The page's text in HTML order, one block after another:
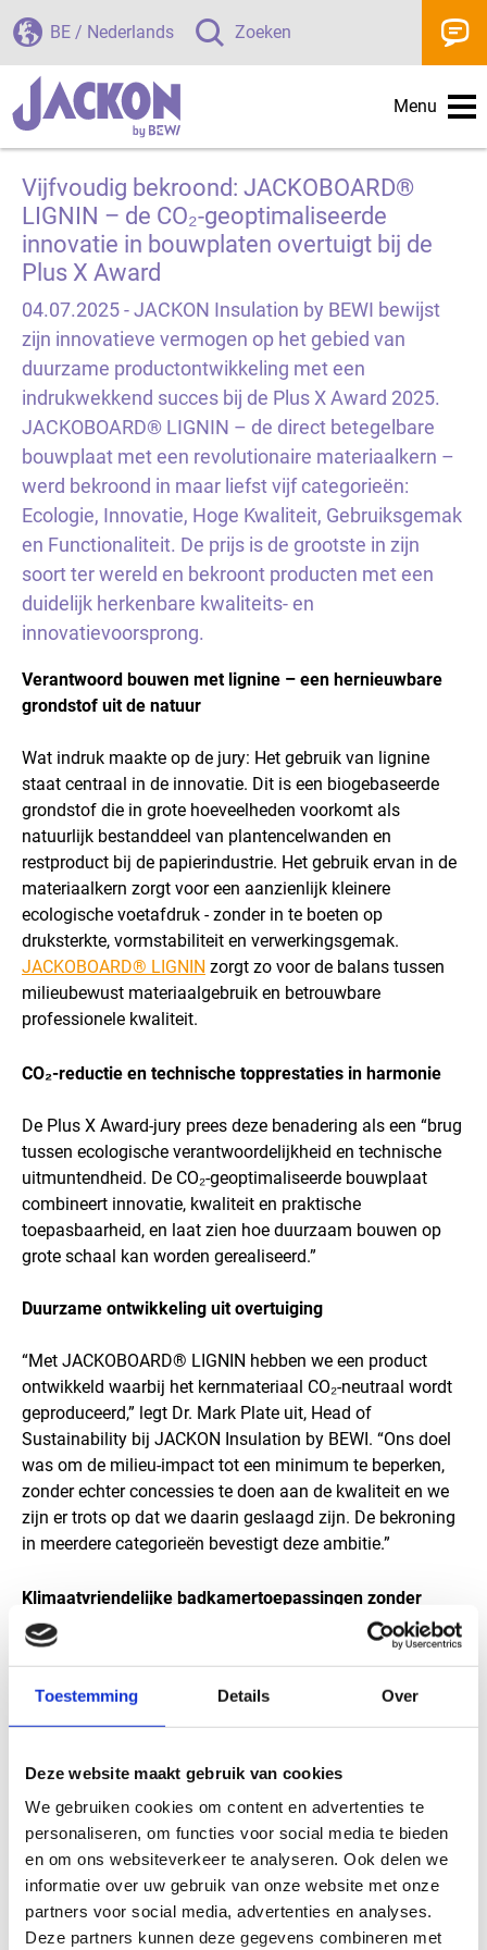
Toestemming Details Over
Deze website maakt gebruik van cookies
We gebruiken cookies om content en advertenties te
personaliseren, om functies voor social media te bieden
en om ons websiteverkeer te analyseren. Ook delen we
informatie over uw gebruik van onze website met onze
partners voor social media, advertenties en analyses.
Deze partners kunnen deze gegevens combineren met
Menu
BE / Nederlands Zoeken
Vijfvoudig bekroond: JACKOBOARD®
LIGNIN – de CO₂-geoptimaliseerde
innovatie in bouwplaten overtuigt bij de
Plus X Award
04.07.2025 -JACKON Insulation by BEWI bewijst
zijn innovatieve vermogen op het gebied van
duurzame productontwikkeling met een
indrukwekkend succes bij de Plus X Award 2025.
JACKOBOARD® LIGNIN – de direct betegelbare
bouwplaat met een revolutionaire materiaalkern –
werd bekroond in maar liefst vijf categorieën:
Ecologie, Innovatie, Hoge Kwaliteit, Gebruiksgemak
en Functionaliteit. De prijs is de grootste in zijn
soort ter wereld en bekroont producten met een
duidelijk herkenbare kwaliteits- en
innovatievoorsprong.
Verantwoord bouwen met lignine – een hernieuwbare
grondstof uit de natuur
Wat indruk maakte op de jury: Het gebruik van lignine
staat centraal in de innovatie. Dit is een biogebaseerde
grondstof die in grote hoeveelheden voorkomt als
natuurlijk bestanddeel van plantencelwanden en
restproduct bij de papierindustrie. Het gebruik ervan in de
materiaalkern zorgt voor een aanzienlijk kleinere
ecologische voetafdruk - zonder in te boeten op
druksterkte, vormstabiliteit en verwerkingsgemak.
JACKOBOARD® LIGNIN zorgt zo voor de balans tussen
milieubewust materiaalgebruik en betrouwbare
professionele kwaliteit.
CO₂-reductie en technische topprestaties in harmonie
De Plus X Award-jury prees deze benadering als een “brug
tussen ecologische verantwoordelijkheid en technische
uitmuntendheid. De CO₂-geoptimaliseerde bouwplaat
combineert innovatie, kwaliteit en praktische
toepasbaarheid, en laat zien hoe duurzaam bouwen op
grote schaal kan worden gerealiseerd.”
Duurzame ontwikkeling uit overtuiging
“Met JACKOBOARD® LIGNIN hebben we een product
ontwikkeld waarbij het kernmateriaal CO₂-neutraal wordt
geproduceerd,” legt Dr. Mark Plate uit, Head of
Sustainability bij JACKON Insulation by BEWI. “Ons doel
was om de milieu-impact tot een minimum te beperken,
zonder echter concessies te doen aan de kwaliteit en we
zijn er trots op dat we daarin geslaagd zijn. De bekroning
in meerdere categorieën bevestigt deze ambitie.”
Klimaatvriendelijke badkamertoepassingen zonder
concessies te doen aan prestaties
toekomstgerichte badkamerprojecten – zowel bij
nieuwbouw als renovatie. De plaat is veelzijdig
een lichtgewicht, 100% waterdichte oplossing met
vertrouwde eigenschappen en eenvoudige verwerking, van
snijden, verhandelen tot monteren en betegelen.
De vijf kwaliteitslabels door de Plus X Award zijn een
duidelijk signaal naar de branche: milieuvriendelijke
materiaalkeuze en uitmuntende productkwaliteit gaan bij